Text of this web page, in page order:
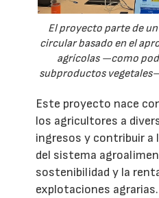
El proyecto parte de
circular basado en el
agrícolas —como
subproductos
Este proyecto nace
los agricultores a
ingresos y contribuir a
del sistema
sostenibilidad y la
explotaciones agrarias.